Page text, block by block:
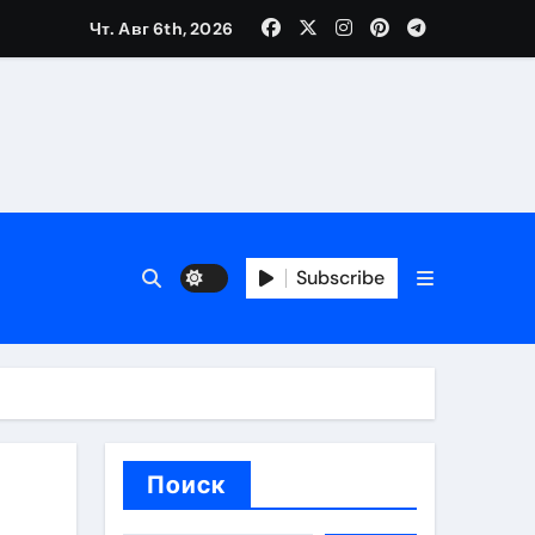
ресниц и депиляции
Чт. Авг 6th, 2026
Subscribe
Поиск